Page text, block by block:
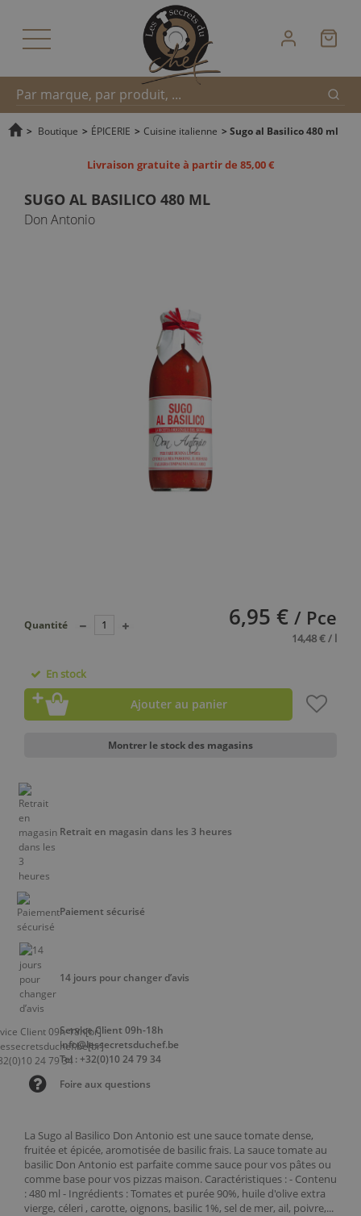
Recherche
> Boutique > ÉPICERIE > Cuisine italienne > Sugo al Basilico 480 ml
Livraison gratuite à partir de 85,00 €
SUGO AL BASILICO 480 ML
Don Antonio
La Sugo al Basilico Don Antonio est une sauce tomate dense,
fruitée et épicée, aromotisée de basilic frais. La sauce tomate au
basilic Don Antonio est parfaite comme sauce pour vos pâtes ou
comme base pour vos pizzas maison. Caractéristiques : - Contenu
: 480 ml - Ingrédients : Tomates et purée 90%, huile d'olive extra
vierge, céleri , carotte, oignons, basilic 1%, sel de mer, ail, poivre,...
6,95 € / Pce
14,48 € / l
Quantité
En stock
Ajouter au panier
Montrer le stock des magasins
Retrait en magasin dans les 3 heures
Paiement sécurisé
14 jours pour changer d’avis
Service Client 09h-18h
info@lessecretsduchef.be
Tel : +32(0)10 24 79 34
Foire aux questions